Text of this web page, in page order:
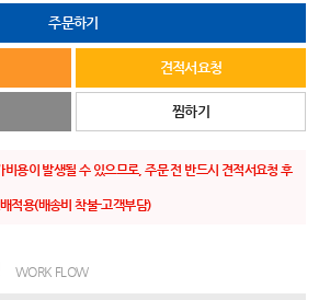
주문하기
견적서요청
찜하기
비용이 발생될 수 있으므로, 주문 전 반드시 견적서요청 후
적용(배송비 착불-고객부담)
WORK FLOW